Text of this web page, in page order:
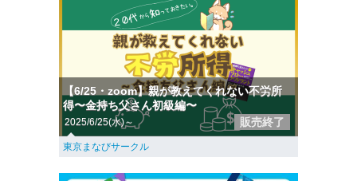
【6/25・zoom】親が教えてくれない不労所
得〜金持ち父さん初級編〜
2025/6/25(水)～ 販売終了
東京まなびサークル